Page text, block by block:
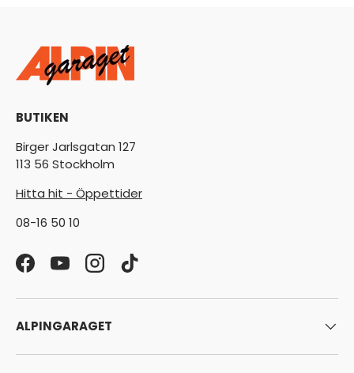
BUTIKEN
Birger Jarlsgatan 127
113 56 Stockholm
Hitta hit - Öppettider
08-16 50 10
FacebookYouTubeInstagram
TikTok
ALPINGARAGET